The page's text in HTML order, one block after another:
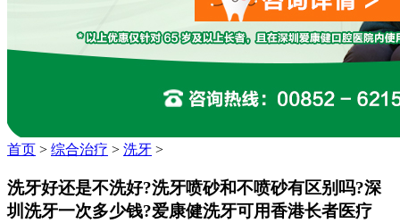
首页 > 综合治疗 > 洗牙 >
洗牙好还是不洗好?洗牙喷砂和不喷砂有区别吗?深
圳洗牙一次多少钱?爱康健洗牙可用香港长者医疗